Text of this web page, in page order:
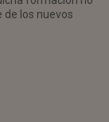
de los nuevos